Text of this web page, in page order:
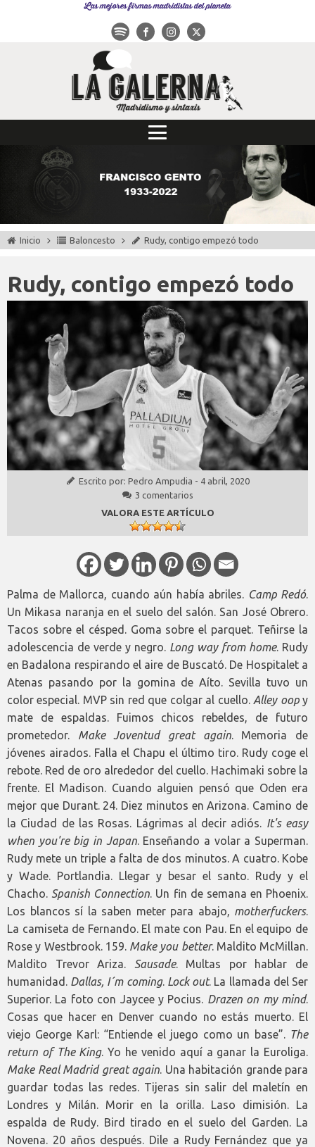
Las mejores firmas madridistas del planeta
Inicio Baloncesto Rudy, contigo empezó todo
Rudy, contigo empezó todo
Escrito por: Pedro Ampudia - 4 abril, 2020
3 comentarios
VALORA ESTE ARTÍCULO
Palma de Mallorca, cuando aún había abriles. Camp Redó.
Un Mikasa naranja en el suelo del salón. San José Obrero.
Tacos sobre el césped. Goma sobre el parquet. Teñirse la
adolescencia de verde y negro. Long way from home. Rudy
en Badalona respirando el aire de Buscató. De Hospitalet a
Atenas pasando por la gomina de Aíto. Sevilla tuvo un
color especial. MVP sin red que colgar al cuello. Alley oopy
mate de espaldas. Fuimos chicos rebeldes, de futuro
prometedor. Make Joventud great again. Memoria de
jóvenes airados. Falla el Chapu el último tiro. Rudy coge el
rebote. Red de oro alrededor del cuello. Hachimaki sobre la
frente. El Madison. Cuando alguien pensó que Oden era
mejor que Durant. 24. Diez minutos en Arizona. Camino de
la Ciudad de las Rosas. Lágrimas al decir adiós. It's easy
when you're big in Japan. Enseñando a volar a Superman.
Rudy mete un triple a falta de dos minutos. A cuatro. Kobe
y Wade. Portlandia. Llegar y besar el santo. Rudy y el
Chacho. Spanish Connection. Un fin de semana en Phoenix.
Los blancos sí la saben meter para abajo, motherfuckers.
La camiseta de Fernando. El mate con Pau. En el equipo de
Rose y Westbrook. 159. Make you better. Maldito McMillan.
Maldito Trevor Ariza. Sausade. Multas por hablar de
humanidad. Dallas, I´m coming. Lock out. La llamada del Ser
Superior. La foto con Jaycee y Pocius. Drazen on my mind.
Cosas que hacer en Denver cuando no estás muerto. El
viejo George Karl: “Entiende el juego como un base”. The
return of The King. Yo he venido aquí a ganar la Euroliga.
Make Real Madrid great again. Una habitación grande para
guardar todas las redes. Tijeras sin salir del maletín en
Londres y Milán. Morir en la orilla. Laso dimisión. La
espalda de Rudy. Bird tirado en el suelo del Garden. La
Novena. 20 años después. Dile a Rudy Fernández que ya